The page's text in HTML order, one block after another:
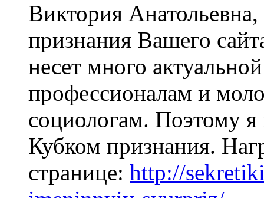
Виктория
признания Вашего
несет много
профессионалам и
социологам. Поэтому я
Кубком признания.
странице: http://